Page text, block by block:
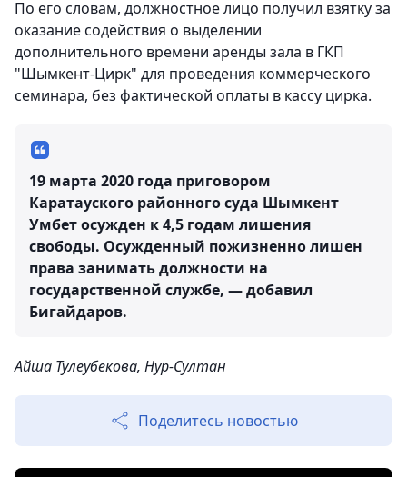
По его словам, должностное лицо получил взятку за
оказание содействия о выделении
дополнительного времени аренды зала в ГКП
"Шымкент-Цирк" для проведения коммерческого
семинара, без фактической оплаты в кассу цирка.
19 марта 2020 года приговором
Каратауского районного суда Шымкент
Умбет осужден к 4,5 годам лишения
свободы. Осужденный пожизненно лишен
права занимать должности на
государственной службе, — добавил
Бигайдаров.
Айша Тулеубекова, Нур-Султан
Поделитесь новостью